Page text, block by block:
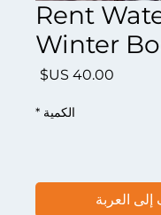
Rent
Winter
الكمية *
العربة